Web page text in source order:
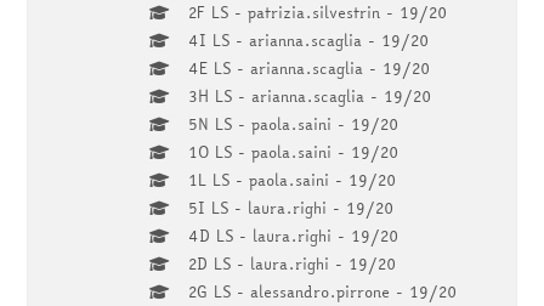
2F LS - patrizia.silvestrin - 19/20
4I LS - arianna.scaglia - 19/20
4E LS - arianna.scaglia - 19/20
3H LS - arianna.scaglia - 19/20
5N LS - paola.saini - 19/20
1O LS - paola.saini - 19/20
1L LS - paola.saini - 19/20
5I LS - laura.righi - 19/20
4D LS - laura.righi - 19/20
2D LS - laura.righi - 19/20
2G LS - alessandro.pirrone - 19/20